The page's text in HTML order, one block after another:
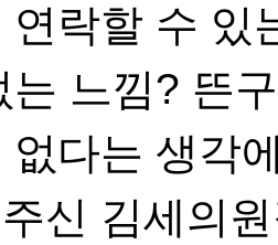
연락할 수 있
는 느낌? 뜬
없다는 생각
신 김세의